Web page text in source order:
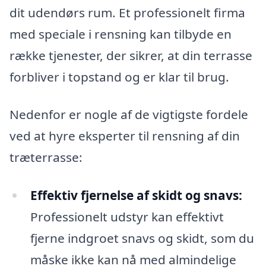
dit udendørs rum. Et professionelt firma
med speciale i rensning kan tilbyde en
række tjenester, der sikrer, at din terrasse
forbliver i topstand og er klar til brug.
Nedenfor er nogle af de vigtigste fordele
ved at hyre eksperter til rensning af din
træterrasse:
Effektiv fjernelse af skidt og snavs:
Professionelt udstyr kan effektivt
fjerne indgroet snavs og skidt, som du
måske ikke kan nå med almindelige